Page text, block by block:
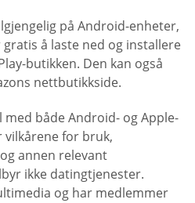
på Android-enheter,
gratis å laste ned og installere
butikken. Den kan også
nettbutikkside.
både Android- og Apple-
for bruk,
annen relevant
ikke datingtjenester.
og har medlemmer